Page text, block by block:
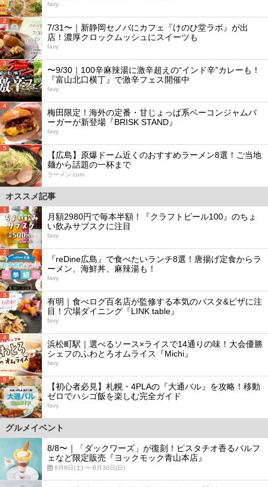
favy
2
7/31〜｜新静岡セノバにカフェ『けのひ堂ラボ』が出
店！濃厚クロックムッシュにスイーツも
favy
3
〜9/30｜100辛麻辣湯に激辛超えの“インド辛”カレーも！
『富山北口横丁』で激辛フェス開催中
favy
4
梅田限定！海外の定番・甘じょっぱ系ベーコンジャムバ
ーガーが新登場『BRISK STAND』
favy
5
【広島】原爆ドーム近くのおすすめラーメン8選！ご当地
麺から話題の一杯まで
ラーメン.com
オススメ記事
1
月額2980円で毎本半額！『クラフトビール100』のちょ
い飲みサブスクに注目
favy
2
『reDine広島』で食べたいランチ8選！唐揚げ定食からラ
ーメン、海鮮丼、麻辣湯も！
favy
3
有明｜食べログ百名店が監修する本気のパスタ&ピザに注
目！穴場ダイニング『LINK table』
favy
4
浜松町駅｜選べるソース×ライスで14通りの味！大会優勝
シェフのふわとろオムライス『Michi』
favy
5
【初心者必見】札幌・4PLAの『大通バル』を攻略！移動
ゼロでハシゴ飯を楽しむ完全ガイド
favy
グルメイベント
8/8〜｜「ダックワーズ」が復刻！ピスタチオ香るパルフ
ェなど限定販売『ヨックモック青山本店』
8月8日(土) 〜 8月30日(日)